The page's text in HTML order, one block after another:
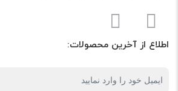
اطلاع از آخرین محصولات: